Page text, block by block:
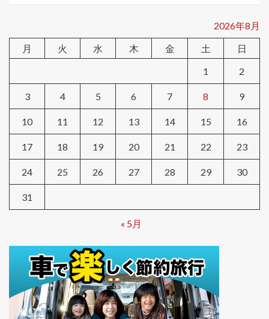
2026年8月
月
火 水 木 金 土
日
1
2
3 4 5 6 7 8 9
10 11 12 13 14 15 16
17 18 19 20 21 22 23
24 25 26 27 28 29 30
31
« 5月